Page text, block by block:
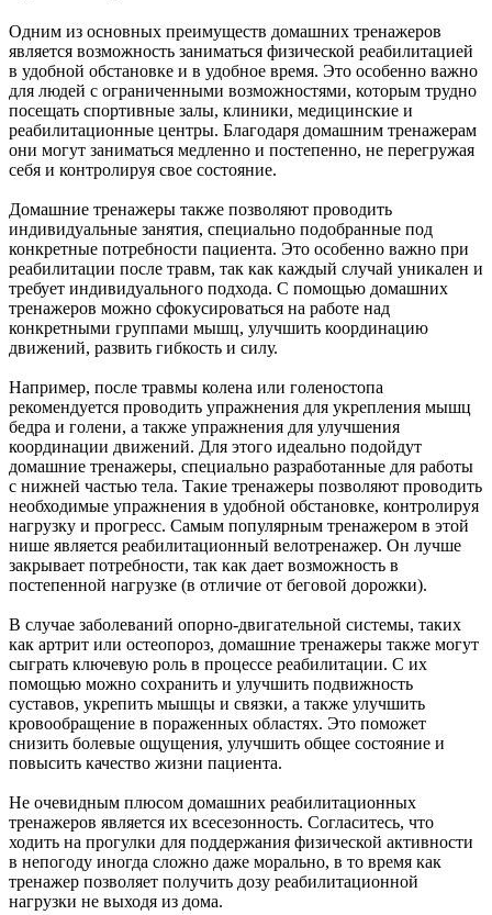
Одним из основных преимуществ домашних тренажеров
является возможность заниматься физической реабилитацией
в удобной обстановке и в удобное время. Это особенно важно
для людей с ограниченными возможностями, которым трудно
посещать спортивные залы, клиники, медицинские и
реабилитационные центры. Благодаря домашним тренажерам
они могут заниматься медленно и постепенно, не перегружая
себя и контролируя свое состояние.
Домашние тренажеры также позволяют проводить
индивидуальные занятия, специально подобранные под
конкретные потребности пациента. Это особенно важно при
реабилитации после травм, так как каждый случай уникален и
требует индивидуального подхода. С помощью домашних
тренажеров можно сфокусироваться на работе над
конкретными группами мышц, улучшить координацию
движений, развить гибкость и силу.
Например, после травмы колена или голеностопа
рекомендуется проводить упражнения для укрепления мышц
бедра и голени, а также упражнения для улучшения
координации движений. Для этого идеально подойдут
домашние тренажеры, специально разработанные для работы
с нижней частью тела. Такие тренажеры позволяют проводить
необходимые упражнения в удобной обстановке, контролируя
нагрузку и прогресс. Самым популярным тренажером в этой
нише является реабилитационный велотренажер. Он лучше
закрывает потребности, так как дает возможность в
постепенной нагрузке (в отличие от беговой дорожки).
В случае заболеваний опорно-двигательной системы, таких
как артрит или остеопороз, домашние тренажеры также могут
сыграть ключевую роль в процессе реабилитации. С их
помощью можно сохранить и улучшить подвижность
суставов, укрепить мышцы и связки, а также улучшить
кровообращение в пораженных областях. Это поможет
снизить болевые ощущения, улучшить общее состояние и
повысить качество жизни пациента.
Не очевидным плюсом домашних реабилитационных
тренажеров является их всесезонность. Согласитесь, что
ходить на прогулки для поддержания физической активности
в непогоду иногда сложно даже морально, в то время как
тренажер позволяет получить дозу реабилитационной
нагрузки не выходя из дома.